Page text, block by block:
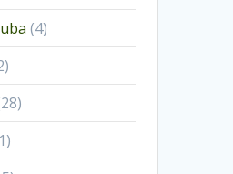
producten
44
producten
2
producten
2828
producten
11
producten